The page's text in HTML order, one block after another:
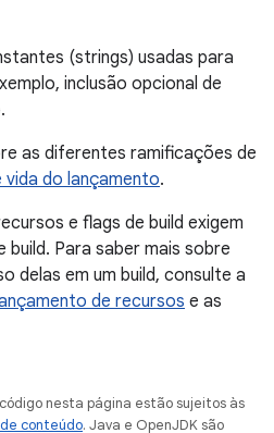
(strings) usadas para
inclusão opcional de
as diferentes ramificações de
vida do lançamento.
e flags de build exigem
build. Para saber mais sobre
delas em um build, consulte a
de recursos e as
nesta página estão sujeitos às
conteúdo. Java e OpenJDK são